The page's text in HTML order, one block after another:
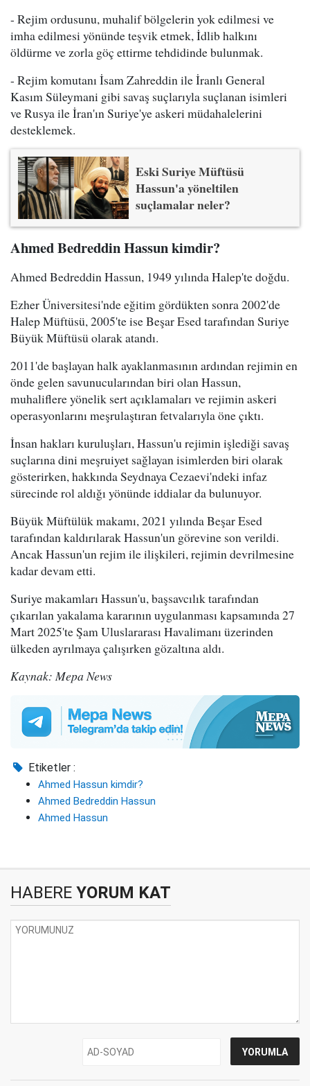
- Rejim ordusunu, muhalif bölgelerin yok edilmesi ve
imha edilmesi yönünde teşvik etmek, İdlib halkını
öldürme ve zorla göç ettirme tehdidinde bulunmak.
- Rejim komutanı İsam Zahreddin ile İranlı General
Kasım Süleymani gibi savaş suçlarıyla suçlanan isimleri
ve Rusya ile İran'ın Suriye'ye askeri müdahalelerini
desteklemek.
Eski Suriye Müftüsü
Hassun'a yöneltilen
suçlamalar neler?
Ahmed Bedreddin Hassun kimdir?
Ahmed Bedreddin Hassun, 1949 yılında Halep'te doğdu.
Ezher Üniversitesi'nde eğitim gördükten sonra 2002'de
Halep Müftüsü, 2005'te ise Beşar Esed tarafından Suriye
Büyük Müftüsü olarak atandı.
2011'de başlayan halk ayaklanmasının ardından rejimin en
önde gelen savunucularından biri olan Hassun,
muhaliflere yönelik sert açıklamaları ve rejimin askeri
operasyonlarını meşrulaştıran fetvalarıyla öne çıktı.
İnsan hakları kuruluşları, Hassun'u rejimin işlediği savaş
suçlarına dini meşruiyet sağlayan isimlerden biri olarak
gösterirken, hakkında Seydnaya Cezaevi'ndeki infaz
sürecinde rol aldığı yönünde iddialar da bulunuyor.
Büyük Müftülük makamı, 2021 yılında Beşar Esed
tarafından kaldırılarak Hassun'un görevine son verildi.
Ancak Hassun'un rejim ile ilişkileri, rejimin devrilmesine
kadar devam etti.
Suriye makamları Hassun'u, başsavcılık tarafından
çıkarılan yakalama kararının uygulanması kapsamında 27
Mart 2025'te Şam Uluslararası Havalimanı üzerinden
ülkeden ayrılmaya çalışırken gözaltına aldı.
Kaynak: Mepa News
Etiketler :
Ahmed Hassun kimdir?
Ahmed Bedreddin Hassun
Ahmed Hassun
HABERE YORUM KAT